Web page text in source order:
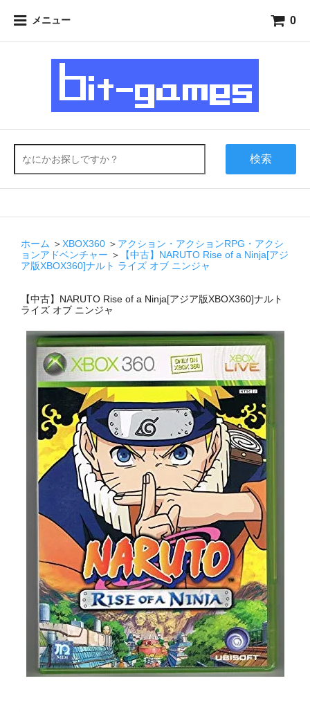
メニュー 0
検索
ホーム ＞XBOX360 ＞ アクション・アクションRPG・アクシ
ョンアドベンチャー ＞
【中古】NARUTO Rise of a Ninja[アジ
ア版XBOX360]ナルト ライズ オブ ニンジャ
【中古】NARUTO Rise of a Ninja[アジア版XBOX360]ナルト
ライズ オブ ニンジャ